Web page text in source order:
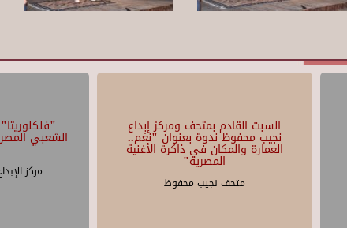
الشعبي
مركز
السبت القادم بمتحف ومركز إبداع
نجيب محفوظ ندوة بعنوان "نغم..
العمارة والمكان في ذاكرة الأغنية
المصرية"
متحف نجيب محفوظ